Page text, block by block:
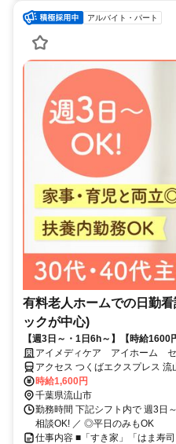
アルバイト・パート
有料老人ホームでの日勤
ックが中心)
【週3日～・1日6h～】【時給
定と合わせたい」「ブランクがあ
ど、シフトの相談はいつでも大歓
イルに合わせて活躍したい方にピ
ので「急な来院が多くて毎日せわ
ョーグループの安定した基盤のも
せんか？
アイメディケア アイホーム セ
アクセス つくばエクスプレス
流山線 流山徒歩約20分、流鉄流
時給1,600円
千葉県流山市
勤務時間 下記シフト内で 週3日
相談OK! ／ ◎平日のみもOK
仕事内容 ■「すき家」「はま寿